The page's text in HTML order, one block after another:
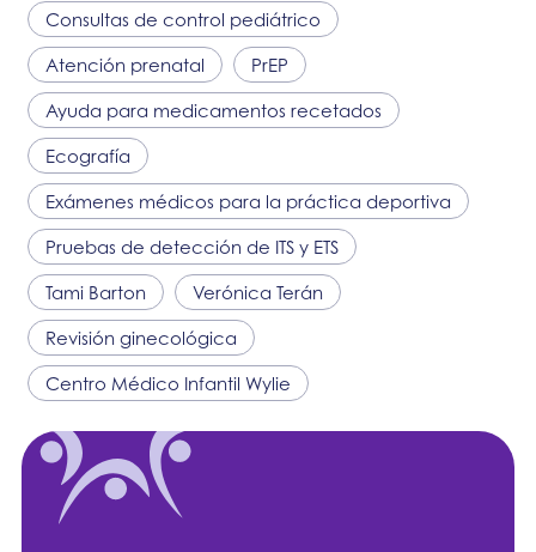
Consultas de control pediátrico
Atención prenatal PrEP
Ayuda para medicamentos recetados
Ecografía
Exámenes médicos para la práctica deportiva
Pruebas de detección de ITS y ETS
Tami Barton Verónica Terán
Revisión ginecológica
Centro Médico Infantil Wylie